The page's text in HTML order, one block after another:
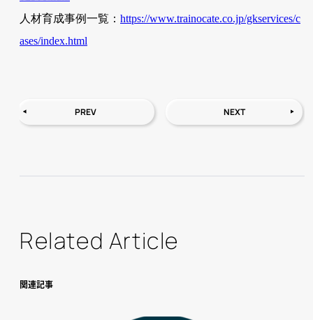
人材育成事例一覧： https://www.trainocate.co.jp/gkservices/c
ases/index.html
PREV NEXT
Related Article
関連記事